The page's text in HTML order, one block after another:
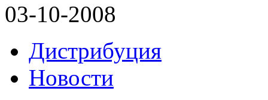
03-10-2008
Дистрибуция
Новости